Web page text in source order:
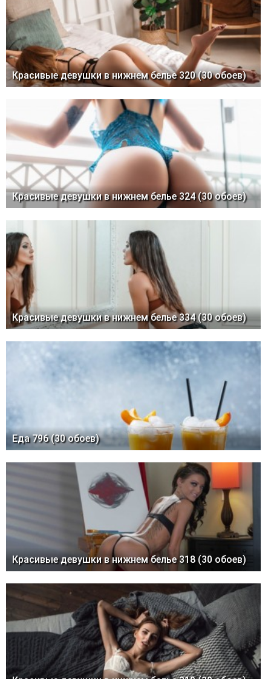
Красивые девушки в нижнем белье 320 (30 обоев)
Красивые девушки в нижнем белье 324 (30 обоев)
Красивые девушки в нижнем белье 334 (30 обоев)
Еда 796 (30 обоев)
Красивые девушки в нижнем белье 318 (30 обоев)